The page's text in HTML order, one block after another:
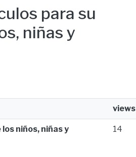
para su
niñas y
views
niños, niñas y 14